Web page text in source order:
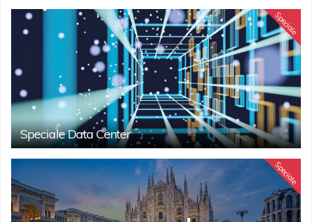
Speciale
Speciale Data Center
Speciale